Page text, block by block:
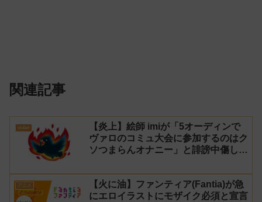
関連記事
vtuber
【炎上】絵師 imiが「5オーディンで
ヴァロのコミュ大会に参加するのはク
ソつまらんオナニー」と誹謗中傷し謝
レ
アニメ
【火に油】ファンティア(Fantia)が急
にエロイラストにモザイク必須と宣言